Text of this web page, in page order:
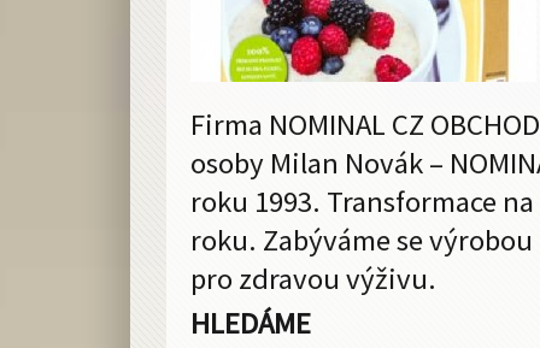
Firma NOMINAL CZ
osoby Milan Novák –
roku 1993. Transformace
roku. Zabýváme se
pro zdravou výživu.
HLEDÁME